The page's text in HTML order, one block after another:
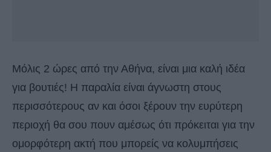
Μόλις 2 ώρες από την Αθήνα, είναι μια καλή ιδέα
για βουτιές! Η παραλία είναι άγνωστη στους
περισσότερους αν και όσοι ξέρουν την ευρύτερη
περιοχή θα σου πουν αμέσως ότι πρόκειται για την
ομορφότερη ακτή που μπορείς να κολυμπήσεις